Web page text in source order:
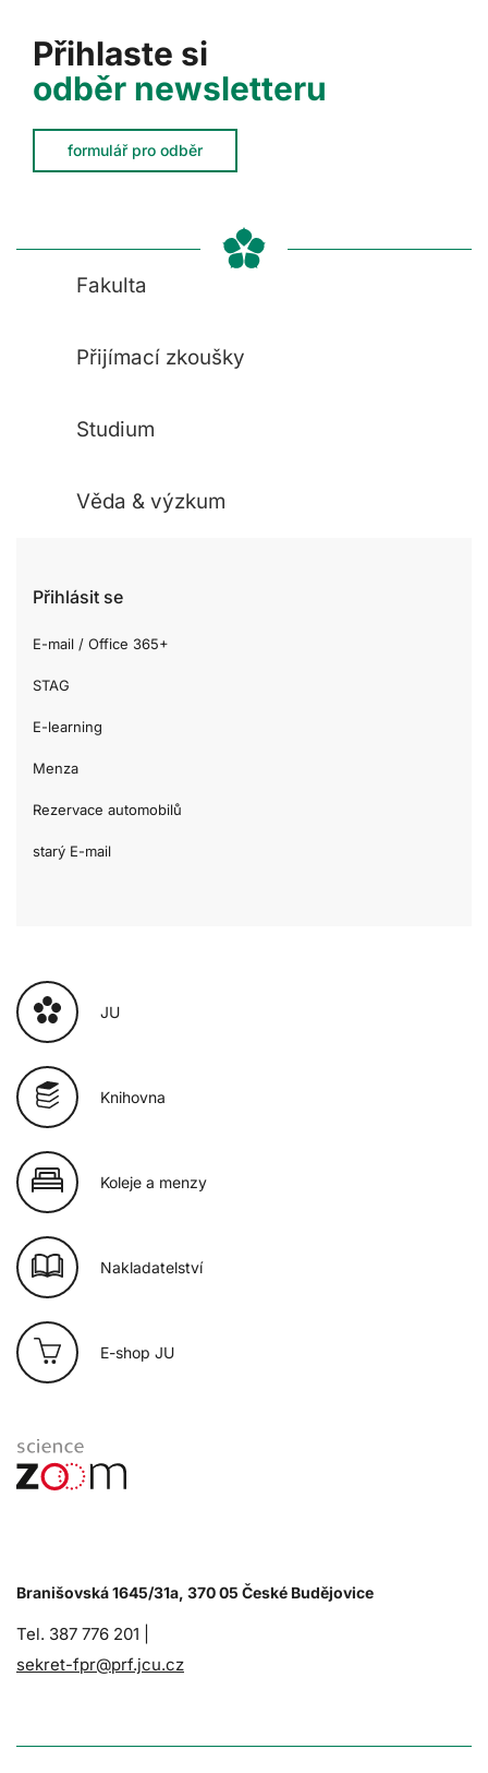
Přihlaste si
odběr newsletteru
formulář pro odběr
Fakulta
Přijímací zkoušky
Studium
Věda & výzkum
Přihlásit se
E-mail / Office 365+
STAG
E-learning
Menza
Rezervace automobilů
starý E-mail
JU
Knihovna
Koleje a menzy
Nakladatelství
E-shop JU
Branišovská 1645/31a, 370 05 České Budějovice
Tel. 387 776 201 |
sekret-fpr@prf.jcu.cz